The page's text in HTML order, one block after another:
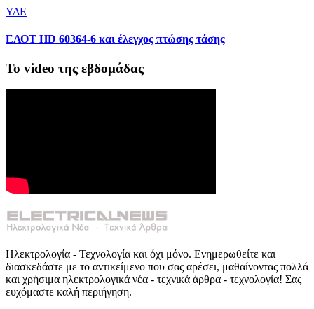
ΥΔΕ
ΕΛΟΤ HD 60364-6 και έλεγχος πτώσης τάσης
Το video της εβδομάδας
Ηλεκτρολογία - Τεχνολογία και όχι μόνο. Ενημερωθείτε και
διασκεδάστε με το αντικείμενο που σας αρέσει, μαθαίνοντας πολλά
και χρήσιμα ηλεκτρολογικά νέα - τεχνικά άρθρα - τεχνολογία! Σας
ευχόμαστε καλή περιήγηση.